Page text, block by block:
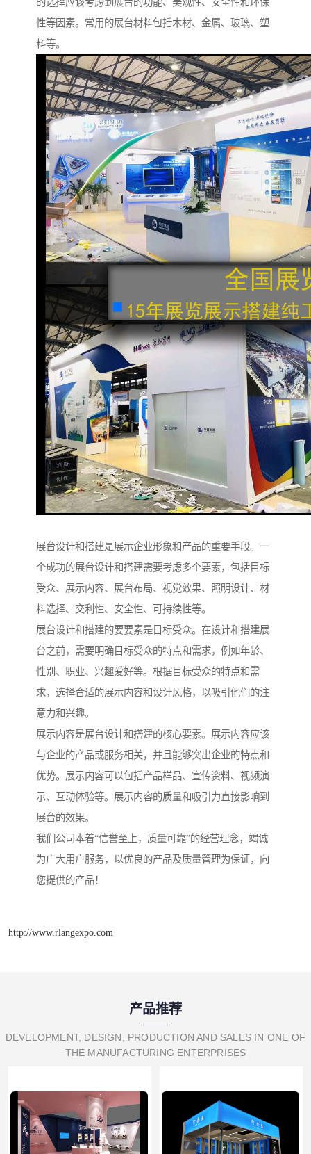
性等因素。常用的展台材料包括木材、金属、玻璃、塑
料等。
展台设计和搭建是展示企业形象和产品的重要手段。一
个成功的展台设计和搭建需要考虑多个要素，包括目标
受众、展示内容、展台布局、视觉效果、照明设计、材
料选择、交利性、安全性、可持续性等。
展台设计和搭建的要要素是目标受众。在设计和搭建展
台之前，需要明确目标受众的特点和需求，例如年龄、
性别、职业、兴趣爱好等。根据目标受众的特点和需
求，选择合适的展示内容和设计风格，以吸引他们的注
意力和兴趣。
展示内容是展台设计和搭建的核心要素。展示内容应该
与企业的产品或服务相关，并且能够突出企业的特点和
优势。展示内容可以包括产品样品、宣传资料、视频演
示、互动体验等。展示内容的质量和吸引力直接影响到
展台的效果。
我们公司本着“信誉至上，质量可靠”的经营理念，竭诚
为广大用户服务，以优良的产品及质量管理为保证，向
您提供的产品！
http://www.rlangexpo.com
产品推荐
DEVELOPMENT, DESIGN, PRODUCTION AND SALES IN ONE OF
THE MANUFACTURING ENTERPRISES